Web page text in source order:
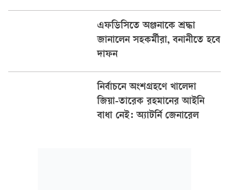
এফডিসিতে অঞ্জনাকে শ্রদ্ধা
জানালেন সহকর্মীরা, বনানীতে হবে
দাফন
নির্বাচনে অংশগ্রহণে খালেদা
জিয়া-তারেক রহমানের আইনি
বাধা নেই: অ্যাটর্নি জেনারেল